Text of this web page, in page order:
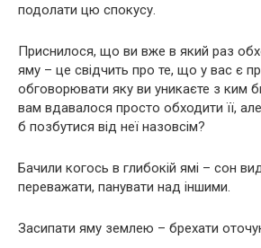
подолати цю спокусу.
Приснилося, що ви вже в який раз
яму – це свідчить про те, що у вас є
обговорювати яку ви уникаєте з ким
вам вдавалося просто обходити її,
б позбутися від неї назовсім?
Бачили когось в глибокій ямі – сон
переважати, панувати над іншими.
Засипати яму землею – брехати